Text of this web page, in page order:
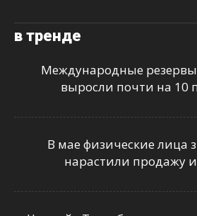
в тренде
Международные резервы
выросли почти на 10
В мае физические лица
нарастили продажу